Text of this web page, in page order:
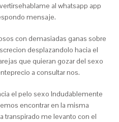
al whatsapp app
mensaje.
con demasiadas ganas sobre
desplazandolo hacia el
que quieran gozar del sexo
a consultar nos.
el pelo sexo Indudablemente
encontrar en la misma
transpirado me levanto con el